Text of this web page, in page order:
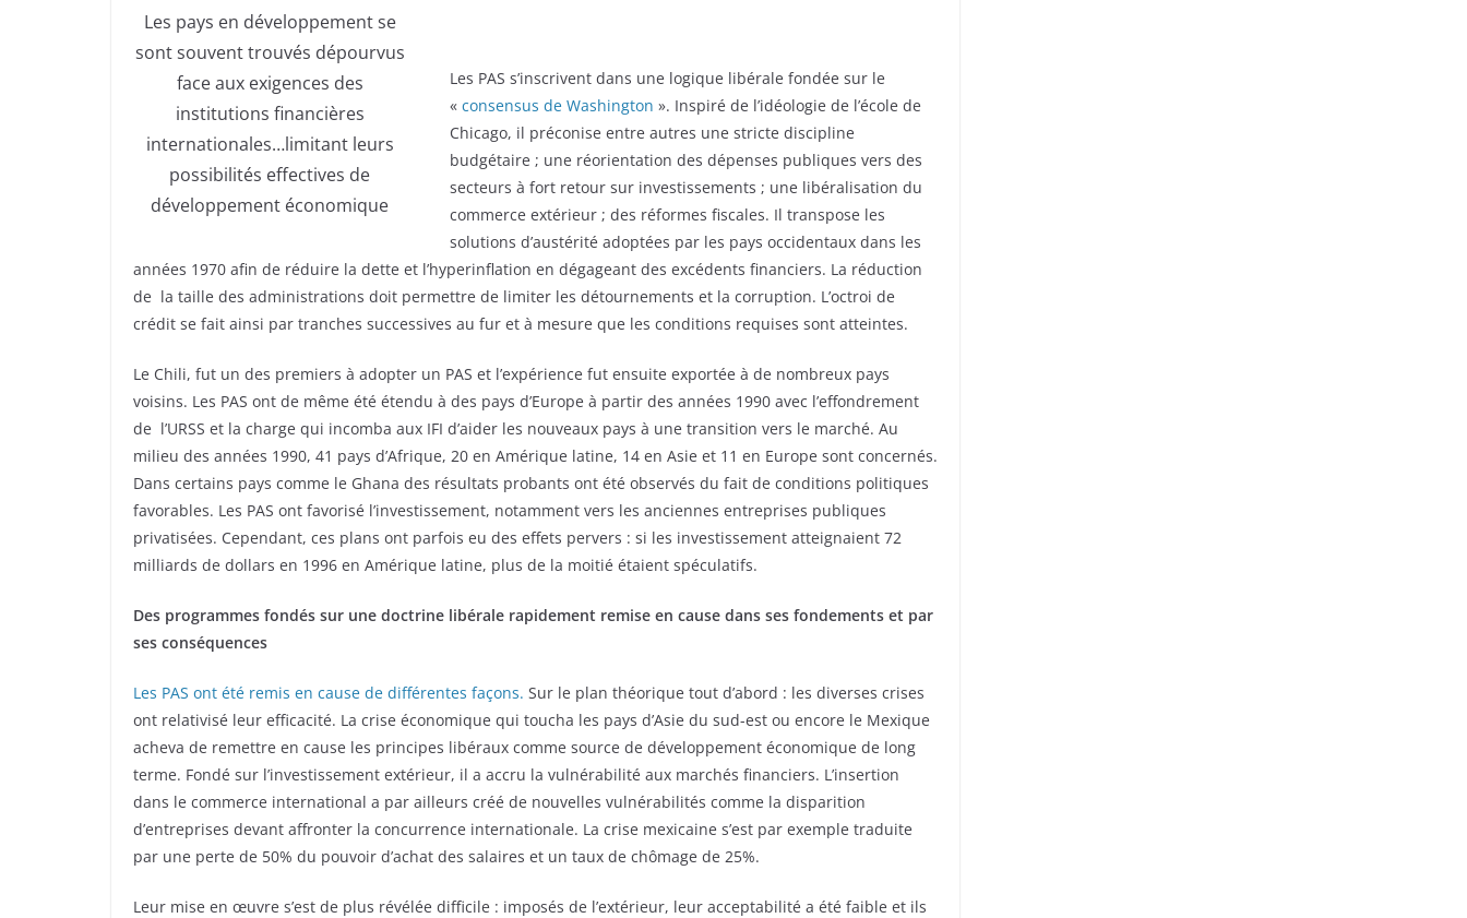
Les pays en développement se
sont souvent trouvés dépourvus
face aux exigences des
institutions financières
internationales…limitant leurs
possibilités effectives de
développement économique
Les PAS s’inscrivent dans une logique libérale fondée sur le
« consensus de Washington ». Inspiré de l’idéologie de l’école de
Chicago, il préconise entre autres une stricte discipline
budgétaire ; une réorientation des dépenses publiques vers des
secteurs à fort retour sur investissements ; une libéralisation du
commerce extérieur ; des réformes fiscales. Il transpose les
solutions d’austérité adoptées par les pays occidentaux dans les
années 1970 afin de réduire la dette et l’hyperinflation en dégageant des excédents financiers. La réduction
de la taille des administrations doit permettre de limiter les détournements et la corruption. L’octroi de
crédit se fait ainsi par tranches successives au fur et à mesure que les conditions requises sont atteintes.
Le Chili, fut un des premiers à adopter un PAS et l’expérience fut ensuite exportée à de nombreux pays
voisins. Les PAS ont de même été étendu à des pays d’Europe à partir des années 1990 avec l’effondrement
de l’URSS et la charge qui incomba aux IFI d’aider les nouveaux pays à une transition vers le marché. Au
milieu des années 1990, 41 pays d’Afrique, 20 en Amérique latine, 14 en Asie et 11 en Europe sont concernés.
Dans certains pays comme le Ghana des résultats probants ont été observés du fait de conditions politiques
favorables. Les PAS ont favorisé l’investissement, notamment vers les anciennes entreprises publiques
privatisées. Cependant, ces plans ont parfois eu des effets pervers : si les investissement atteignaient 72
milliards de dollars en 1996 en Amérique latine, plus de la moitié étaient spéculatifs.
Des programmes fondés sur une doctrine libérale rapidement remise en cause dans ses fondements et par
ses conséquences
Les PAS ont été remis en cause de différentes façons. Sur le plan théorique tout d’abord : les diverses crises
ont relativisé leur efficacité. La crise économique qui toucha les pays d’Asie du sud-est ou encore le Mexique
acheva de remettre en cause les principes libéraux comme source de développement économique de long
terme. Fondé sur l’investissement extérieur, il a accru la vulnérabilité aux marchés financiers. L’insertion
dans le commerce international a par ailleurs créé de nouvelles vulnérabilités comme la disparition
d’entreprises devant affronter la concurrence internationale. La crise mexicaine s’est par exemple traduite
par une perte de 50% du pouvoir d’achat des salaires et un taux de chômage de 25%.
Leur mise en œuvre s’est de plus révélée difficile : imposés de l’extérieur, leur acceptabilité a été faible et ils